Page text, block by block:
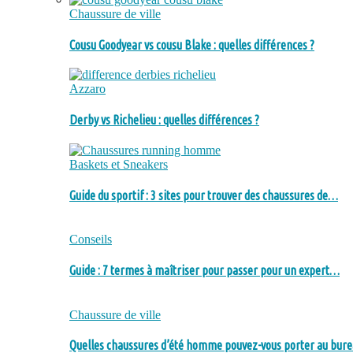
Chaussure de ville
Cousu Goodyear vs cousu Blake : quelles différences ?
Azzaro
Derby vs Richelieu : quelles différences ?
Baskets et Sneakers
Guide du sportif : 3 sites pour trouver des chaussures de…
Conseils
Guide : 7 termes à maîtriser pour passer pour un expert…
Chaussure de ville
Quelles chaussures d’été homme pouvez-vous porter au